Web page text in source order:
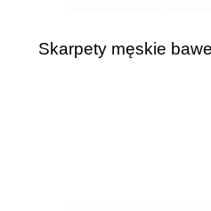
Skarpety męskie